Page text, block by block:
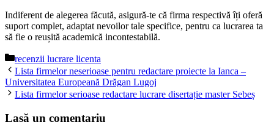
Indiferent de alegerea făcută, asigură-te că firma respectivă îți oferă
suport complet, adaptat nevoilor tale specifice, pentru ca lucrarea ta
să fie o reușită academică incontestabilă.
Categorii
recenzii lucrare licenta
Lista firmelor neserioase pentru redactare proiecte la Ianca –
Universitatea Europeană Drăgan Lugoj
Lista firmelor serioase redactare lucrare disertație master Sebeș
Lasă un comentariu